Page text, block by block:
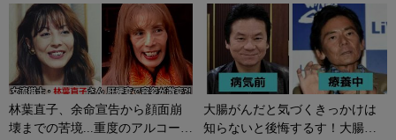
林葉直子、余命宣告から顔面崩
壊までの苦境...重度のアルコール
大腸がんだと気づくきっかけは
知らないと後悔するす！大腸が